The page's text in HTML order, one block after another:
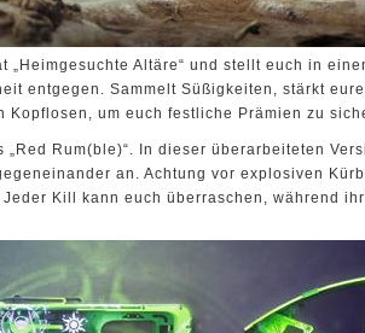
„Heimgesuchte Altäre“ und stellt euch in
entgegen. Sammelt Süßigkeiten, stärkt
um euch festliche Prämien zu
Rum(ble)“. In dieser überarbeiteten
an. Achtung vor explosiven
Kill kann euch überraschen, während